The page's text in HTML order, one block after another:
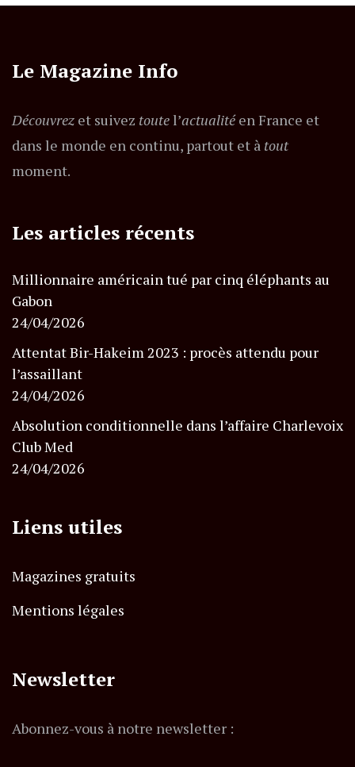
Le Magazine Info
Découvrez et suivez toutel’actualitéen France et
dans le monde en continu, partout et à tout
moment.
Les articles récents
Millionnaire américain tué par cinq éléphants au
Gabon
24/04/2026
Attentat Bir-Hakeim 2023 : procès attendu pour
l’assaillant
24/04/2026
Absolution conditionnelle dans l’affaire Charlevoix
Club Med
24/04/2026
Liens utiles
Magazines gratuits
Mentions légales
Newsletter
Abonnez-vous à notre newsletter :